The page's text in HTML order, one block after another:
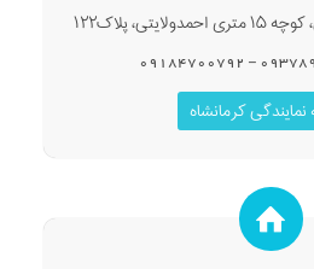
پلاک۱۲۲
کرمانشاه